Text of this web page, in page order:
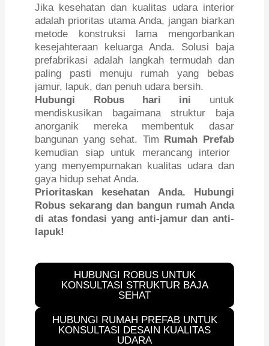
Jika kesehatan dan kualitas udara interior
adalah prioritas utama Anda, jangan biarkan
metode konstruksi lama mengorbankan
kesejahteraan keluarga Anda. Solusi baja
prefabrikasi adalah langkah termudah dan
paling pasti menuju rumah yang bebas
jamur, lapuk, dan penuh udara bersih.
Hubungi Robus hari ini untuk
mendiskusikan bagaimana struktur baja
anorganik mereka membentuk dasar
bangunan yang sehat. Tim Rumah Prefab
kemudian siap untuk merancang interior
yang menyempurnakan kualitas udara dan
gaya hidup sehat Anda.
Prioritaskan kesehatan Anda. Hubungi
Robus sekarang dan bangun rumah Anda
di atas fondasi yang anti-jamur dan anti-
lapuk!
HUBUNGI ROBUS UNTUK
KONSULTASI STRUKTUR BAJA
SEHAT
HUBUNGI RUMAH PREFAB UNTUK
KONSULTASI DESAIN KUALITAS
UDARA